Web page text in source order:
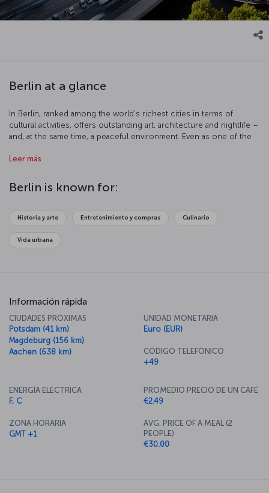
Berlin at a glance
In Berlin, ranked among the world’s richest cities in terms of
cultural activities, offers outstanding art, architecture and nightlife –
and, at the same time, a peaceful environment. Even as one of the
city atmosphere is tempered by its parks and gardens, as well as
Discover Berlin with us
hours and 55 minutes. Before exploring Berlin, one of the most
comfortable journey complemented by delicious treats and Turkish
ticket now
Turkish Airlines operates direct flights to Berlin from Istanbul and
Ankara multiple times per day. You can access more details on
Berlin flight ticket prices and flights to Berlin on our flight ticket
page as well as on this page.
Leer más
Berlin is known for:
Historia y arte Entretenimiento y compras Culinario
Vida urbana
Información rápida
CIUDADES PRÓXIMAS
Potsdam (41 km)
Magdeburg (156 km)
Aachen (638 km)
UNIDAD MONETARIA
Euro (EUR)
CÓDIGO TELEFÓNICO
+49
ENERGÍA ELÉCTRICA
F, C
ZONA HORARIA
GMT +1
PROMEDIO PRECIO DE UN CAFÉ
€2.49
AVG. PRICE OF A MEAL (2
PEOPLE)
€30.00